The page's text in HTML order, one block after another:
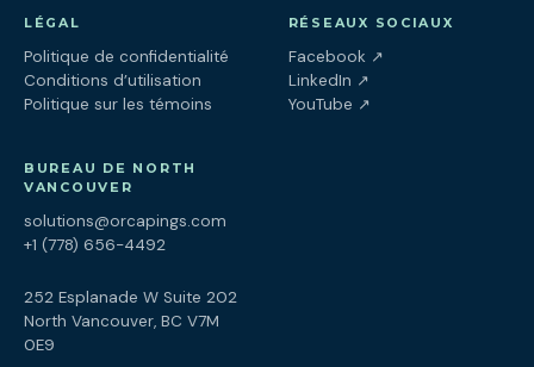
LÉGAL
Politique de confidentialité
Conditions d’utilisation
Politique sur les témoins
RÉSEAUX SOCIAUX
Facebook ↗(ouvre dans un
LinkedIn ↗(ouvre dans un
YouTube ↗(ouvre dans un
BUREAU DE NORTH
VANCOUVER
solutions@orcapings.com
+1 (778) 656-4492
252 Esplanade W Suite 202
North Vancouver, BC V7M
0E9